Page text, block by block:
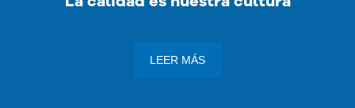
LEER MÁS